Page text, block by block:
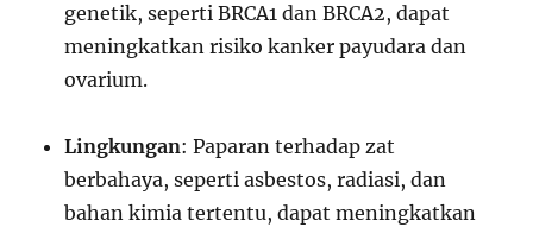
genetik, seperti BRCA1 dan BRCA2, dapat
meningkatkan risiko kanker payudara dan
ovarium.
Lingkungan: Paparan terhadap zat
berbahaya, seperti asbestos, radiasi, dan
bahan kimia tertentu, dapat meningkatkan